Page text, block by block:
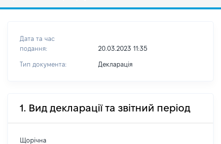
Дата та час
подання:
20.03.2023 11:35
Тип документа: Декларація
1. Вид декларації та звітний період
Щорічна